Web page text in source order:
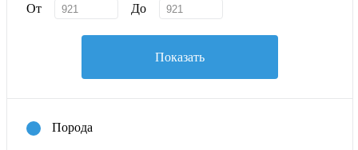
От До
Показать
Порода